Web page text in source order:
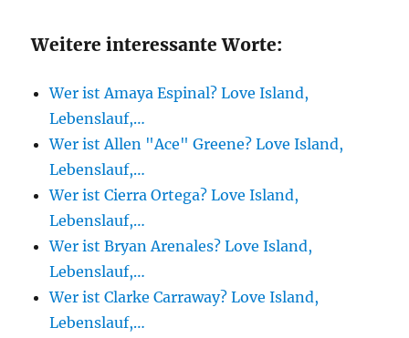
Weitere interessante Worte:
Wer ist Amaya Espinal? Love Island,
Lebenslauf,…
Wer ist Allen "Ace" Greene? Love Island,
Lebenslauf,…
Wer ist Cierra Ortega? Love Island,
Lebenslauf,…
Wer ist Bryan Arenales? Love Island,
Lebenslauf,…
Wer ist Clarke Carraway? Love Island,
Lebenslauf,…